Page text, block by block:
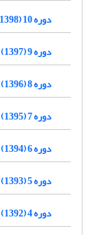
دوره 10 (1398)
دوره 9 (1397)
دوره 8 (1396)
دوره 7 (1395)
دوره 6 (1394)
دوره 5 (1393)
دوره 4 (1392)